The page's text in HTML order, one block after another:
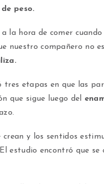
peso.
a la hora de comer
nuestro compañero no
tres etapas en que las
que sigue luego del
crean y los sentidos
estudio encontró que se